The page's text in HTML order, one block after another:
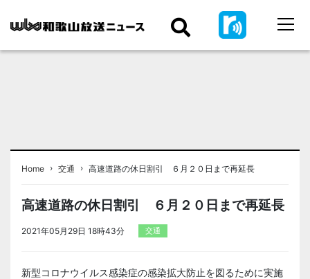
Home › 交通 › 高速道路の休日割引 ６月２０日まで再延長
高速道路の休日割引 ６月２０日まで再延長
2021年05月29日 18時43分 交通
新型コロナウイルス感染症の感染拡大防止を図るために実施